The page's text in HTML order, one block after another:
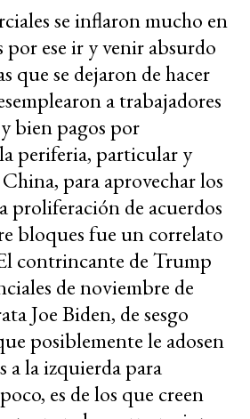
se inflaron mucho en
ese ir y venir absurdo
que se dejaron de hacer
a trabajadores
bien pagos por
periferia, particular y
para aprovechar los
proliferación de acuerdos
bloques fue un correlato
contrincante de Trump
de noviembre de
Joe Biden, de sesgo
posiblemente le adosen
a la izquierda para
es de los que creen